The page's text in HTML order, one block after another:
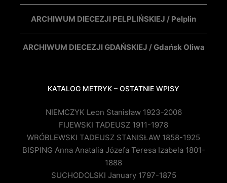
ARCHIWUM DIECEZJI PELPLIŃSKIEJ / Pelplin
ARCHIWUM DIECEZJI GDAŃSKIEJ / Gdańsk Oliwa
KATALOG METRYK – OSTATNIE WPISY
NIEMCZYK Leon Stanisław 1923-2006
FIJEWSKI TADEUSZ 1911-1978
WRÓBLEWSKI TADEUSZ STANISŁAW 1858-1925
BISPING Anna Anatalia Józefa Teresa Izabela 1801-
1888
SUCHODOLSKI January 1797-1875